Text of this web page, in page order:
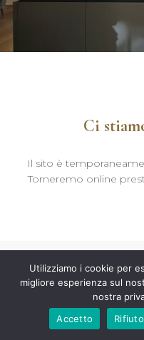
Ci
Il sito è
Torneremo online
Utilizziamo i cookie per
migliore esperienza sul
nostra
Accetto
Rifiuto